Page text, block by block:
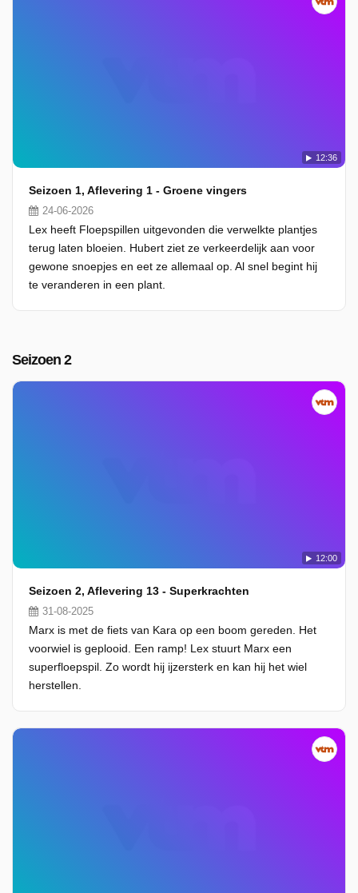
12:36
Seizoen 1, Aflevering 1 - Groene vingers
24-06-2026
Lex heeft Floepspillen uitgevonden die verwelkte plantjes
terug laten bloeien. Hubert ziet ze verkeerdelijk aan voor
gewone snoepjes en eet ze allemaal op. Al snel begint hij
te veranderen in een plant.
Seizoen 2
12:00
Seizoen 2, Aflevering 13 - Superkrachten
31-08-2025
Marx is met de fiets van Kara op een boom gereden. Het
voorwiel is geplooid. Een ramp! Lex stuurt Marx een
superfloepspil. Zo wordt hij ijzersterk en kan hij het wiel
herstellen.